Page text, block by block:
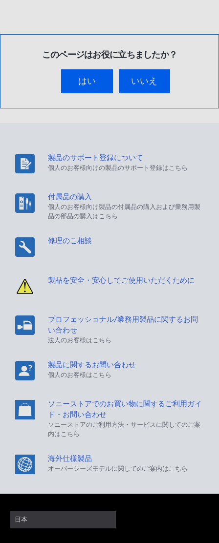
このページはお役に立ちましたか？
はい いいえ
製品のサポート登録について
個人のお客様向けの製品のサポート登録はこちら
付属品の購入
個人のお客様向け製品の付属品の購入および業務用製
品の部品の購入はこちら
修理のご相談
製品を安全・安心してご使用いただくために
プロフェッショナル/業務用製品に関するお問
い合わせ
法人のお客様はこちら
製品に関するお問い合わせ
個人のお客様はこちら
ソニーストアでのお買い物に関するご利用ガイ
ド・お問い合わせ
ソニーストアのご利用方法・サービスに関してのご案
内はこちら
海外仕様製品
オーバーシーズモデルに関してのご案内はこちら
日本